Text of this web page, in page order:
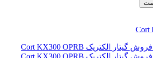
Cort